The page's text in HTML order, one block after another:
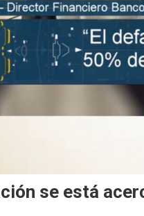
se está